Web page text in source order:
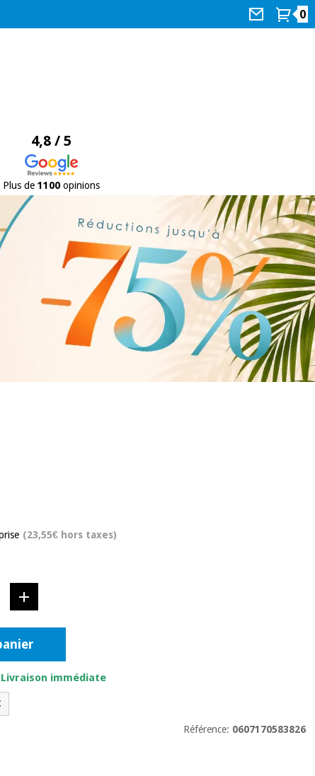
0
4,8 / 5
Plus de 1100opinions
(23,55€ hors taxes)
immédiate
Référence: 0607170583826